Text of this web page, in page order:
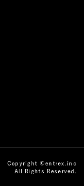
Copyright ©entrex.inc
All Rights Reserved.